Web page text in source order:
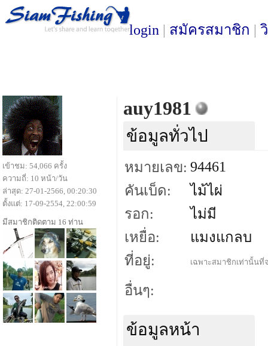
login | สมัครสมาชิก |
auy1981
ข้อมูลทั่วไป
หมายเลข: 94461
คันเบ็ด:
ไม้ไผ่
รอก:
ไม่มี
เหยื่อ:
แมงแกลบ
ที่อยู่:
เฉพาะสมาชิกเท่านั้นที่
อื่นๆ:
ข้อมูลหน้า
เข้าชม: 54,066 ครั้ง
ความถี่: 10 หน้า/วัน
ล่าสุด: 27-01-2566, 00:20:30
ตั้งแต่: 17-09-2554, 22:00:59
มีสมาชิกติดตาม 16 ท่าน